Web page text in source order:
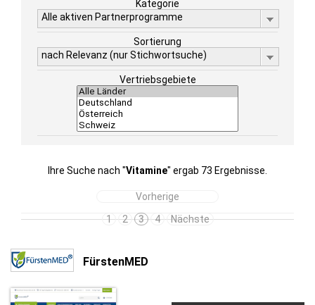
Kategorie
Alle aktiven Partnerprogramme
Sortierung
nach Relevanz (nur Stichwortsuche)
Vertriebsgebiete
Ihre Suche nach "Vitamine" ergab 73 Ergebnisse.
Vorherige
1
2 3 4 Nächste
FürstenMED